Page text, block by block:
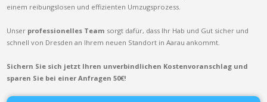
einem reibungslosen und effizienten Umzugsprozess.
Unser professionelles Team sorgt dafür, dass Ihr Hab und Gut sicher und
schnell von Dresden an Ihrem neuen Standort in Aarau ankommt.
Sichern Sie sich jetzt Ihren unverbindlichen Kostenvoranschlag und
sparen Sie bei einer Anfragen 50€!